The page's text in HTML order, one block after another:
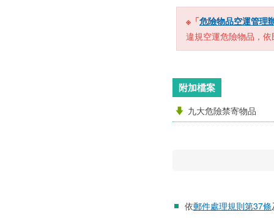
※「危險物品空運管理
違規空運危險物品，
附加檔案
九大危險禁寄物品
依郵件處理規則第37條